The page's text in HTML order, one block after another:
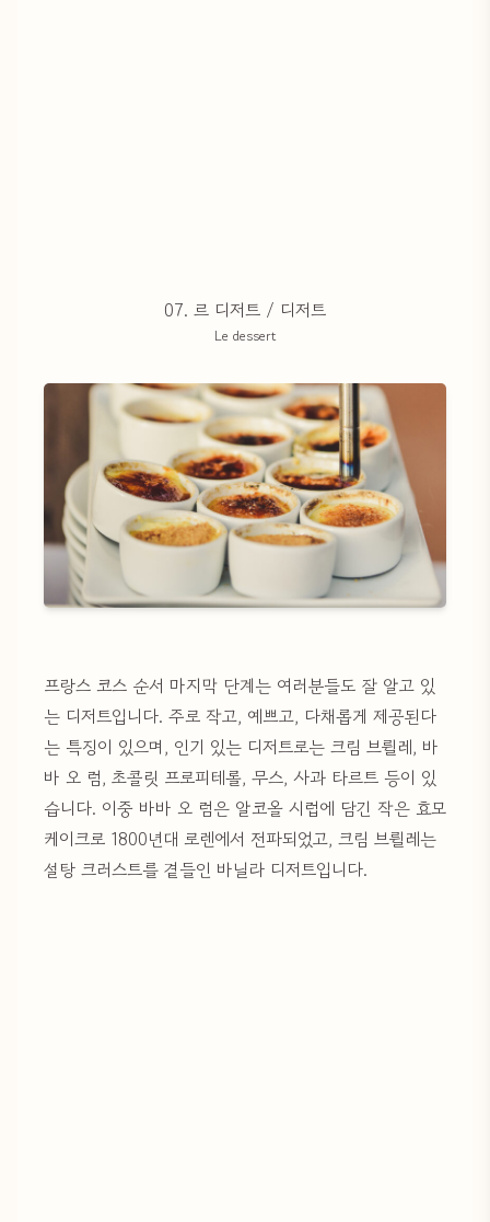
07. 르 디저트 / 디저트
Le dessert
프랑스 코스 순서 마지막 단계는 여러분들도 잘 알고 있
는 디저트입니다. 주로 작고, 예쁘고, 다채롭게 제공된다
는 특징이 있으며, 인기 있는 디저트로는 크림 브륄레, 바
바 오 럼, 초콜릿 프로피테롤, 무스, 사과 타르트 등이 있
습니다. 이중 바바 오 럼은 알코올 시럽에 담긴 작은 효모
케이크로 1800년대 로렌에서 전파되었고, 크림 브륄레는
설탕 크러스트를 곁들인 바닐라 디저트입니다.